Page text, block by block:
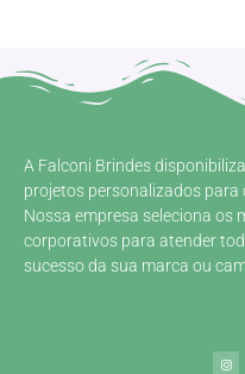
A Falconi Brindes
projetos personalizados para
Nossa empresa seleciona os
corporativos para atender
sucesso da sua marca ou